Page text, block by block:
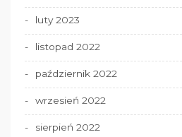
luty 2023
listopad 2022
październik 2022
wrzesień 2022
sierpień 2022